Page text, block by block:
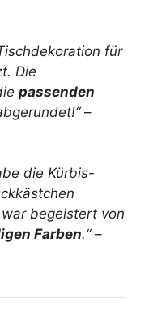
für
Die
passenden
–
die Kürbis-
begeistert von
Farben.“–